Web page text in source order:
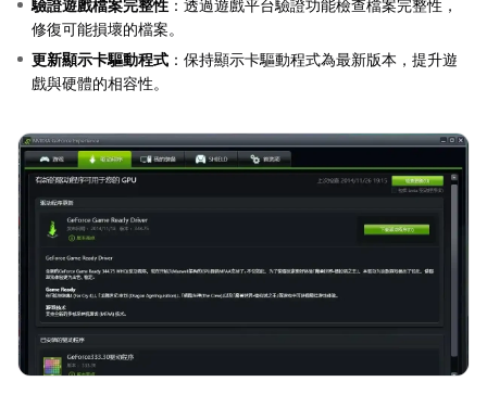
驗證遊戲檔案完整性 ：透過遊戲平台驗證功能檢查檔案完整性，
修復可能損壞的檔案。
更新顯示卡驅動程式 ：保持顯示卡驅動程式為最新版本，提升遊
戲與硬體的相容性。